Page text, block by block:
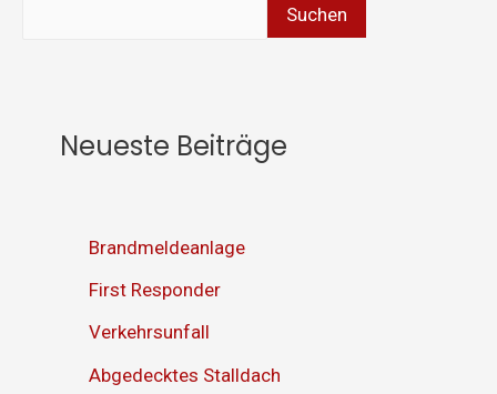
Suchen
Neueste Beiträge
Brandmeldeanlage
First Responder
Verkehrsunfall
Abgedecktes Stalldach